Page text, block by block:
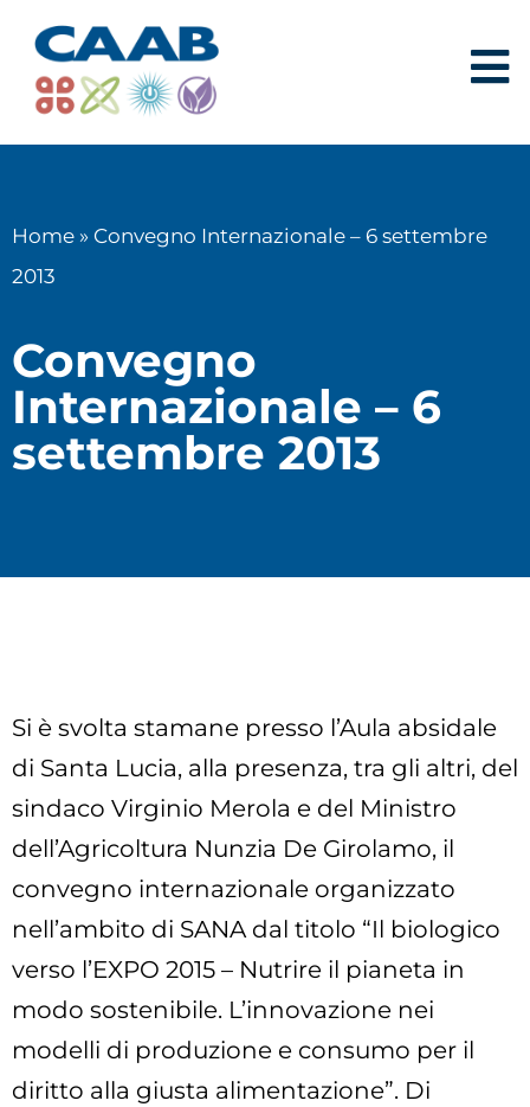
Home » Convegno Internazionale – 6 settembre
2013
Convegno
Internazionale – 6
settembre 2013
Si è svolta stamane presso l’Aula absidale
di Santa Lucia, alla presenza, tra gli altri, del
sindaco Virginio Merola e del Ministro
dell’Agricoltura Nunzia De Girolamo, il
convegno internazionale organizzato
nell’ambito di SANA dal titolo “Il biologico
verso l’EXPO 2015 – Nutrire il pianeta in
modo sostenibile. L’innovazione nei
modelli di produzione e consumo per il
diritto alla giusta alimentazione”. Di